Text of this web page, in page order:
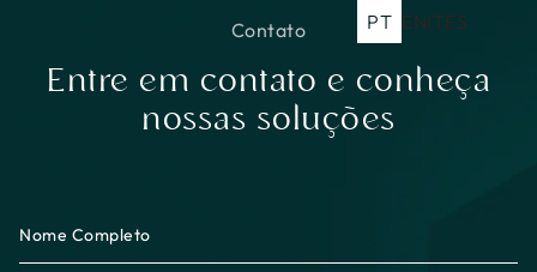
ENIT
PT ES
Contato
Entre em contato e conheça
nossas soluções
Nome Completo